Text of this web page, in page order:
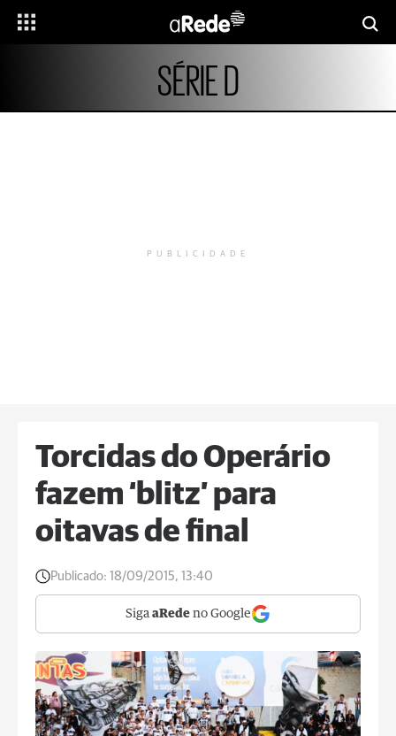
SÉRIE D
PUBLICIDADE
Torcidas do Operário
fazem ‘blitz’ para
oitavas de final
Publicado: 18/09/2015, 13:40
Siga aRede no Google